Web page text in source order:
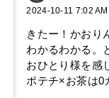
2024-10-11 7:02 AM
きたー！かおり
わかるわかる。
おひとり様を感
ポテチ×お茶は0